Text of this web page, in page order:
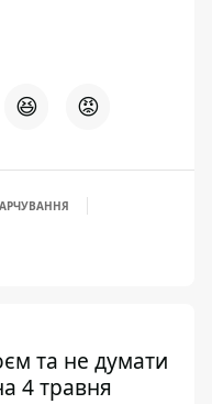
😆 😡
та не думати
4 травня